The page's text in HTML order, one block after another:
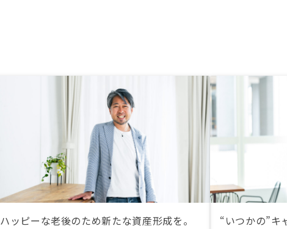
ハッピーな老後のため新たな資産形成を。
“いつかの”キ